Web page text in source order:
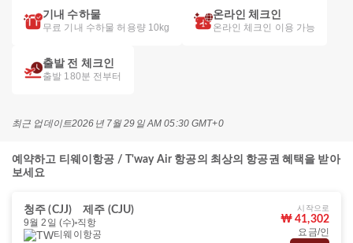
기내 수하물
무료 기내 수하물 허용량 10kg
온라인 체크인
온라인 체크인 이용 가능
출발 전 체크인
출발 180분 전부터
최근 업데이트2026년 7월 29일 AM 05:30 GMT+0
예약하고 티웨이항공 / T'way Air 항공의 최상의 항공권 혜택을 받아
보세요
청주 (CJJ)
제주 (CJU)
9월 2일 (수) 직항
티웨이항공
시작으로
₩ 41,302
요금/인